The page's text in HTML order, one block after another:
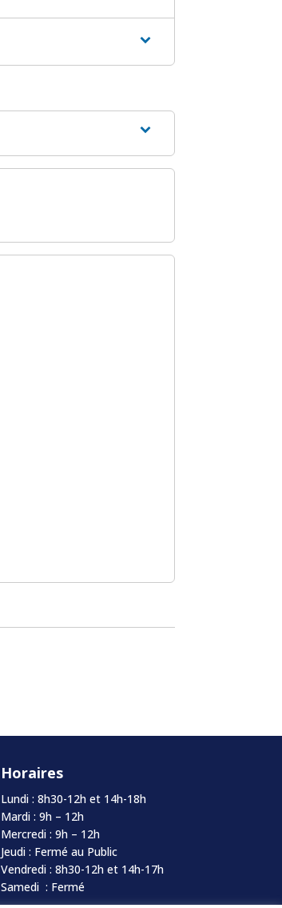
Horaires
Lundi : 8h30-12h et 14h-18h
Mardi : 9h – 12h
Mercredi : 9h – 12h
Jeudi : Fermé au Public
Vendredi : 8h30-12h et 14h-17h
Samedi : Fermé